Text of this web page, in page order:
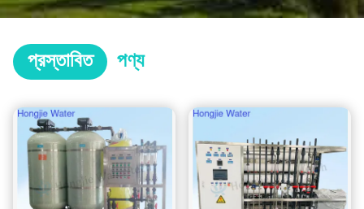
প্রস্তাবিত পণ্য